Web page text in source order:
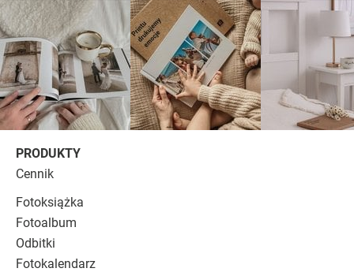
PRODUKTY
Cennik
Fotoksiążka
Fotoalbum
Odbitki
Fotokalendarz